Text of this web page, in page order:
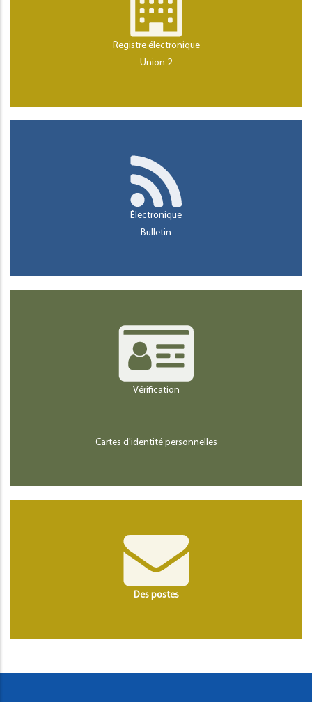
Registre électronique
Union 2
Électronique
Bulletin
Vérification
Cartes d'identité personnelles
Des postes